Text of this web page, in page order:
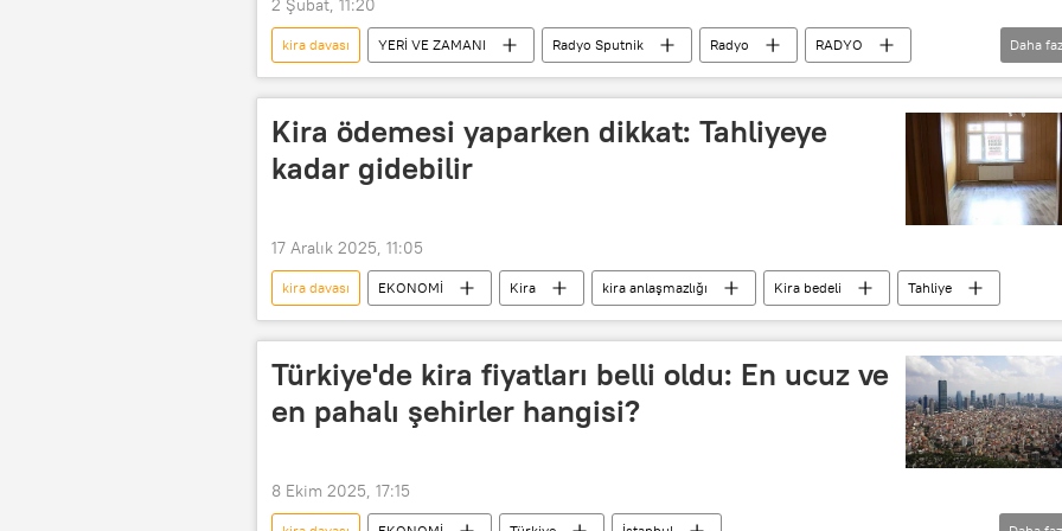
2 Şubat, 11:20
kira davası YERİ VE ZAMANI Radyo Sputnik Radyo
RADYO
Güçlü Özgan
Yeri ve Zamanı TÜİK Dava Kira Enflasyon
Daha
Kira ödemesi yaparken dikkat: Tahliyeye
kadar gidebilir
17 Aralık 2025, 11:05
kira davası EKONOMİ Kira kira anlaşmazlığı Kira bedeli Tahliye
Türkiye'de kira fiyatları belli oldu: En ucuz ve
en pahalı şehirler hangisi?
8 Ekim 2025, 17:15